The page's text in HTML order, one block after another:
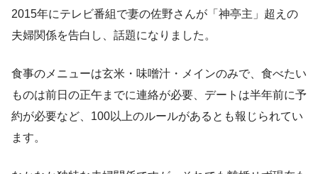
2015年にテレビ番組で妻の佐野さんが「神亭主」超えの
夫婦関係を告白し、話題になりました。
食事のメニューは玄米・味噌汁・メインのみで、食べたい
ものは前日の正午までに連絡が必要、デートは半年前に予
約が必要など、100以上のルールがあるとも報じられてい
ます。